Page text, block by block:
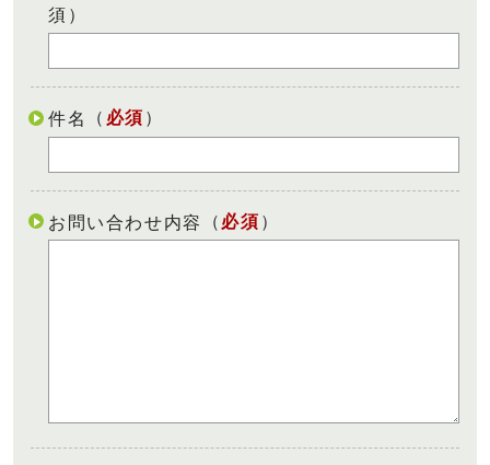
須）
件名 （ 必須 ）
お問い合わせ内容 （ 必須 ）